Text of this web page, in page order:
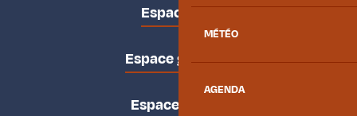
MÉTÉO
AGENDA
Espace pro
Espace groupes
Espace presse